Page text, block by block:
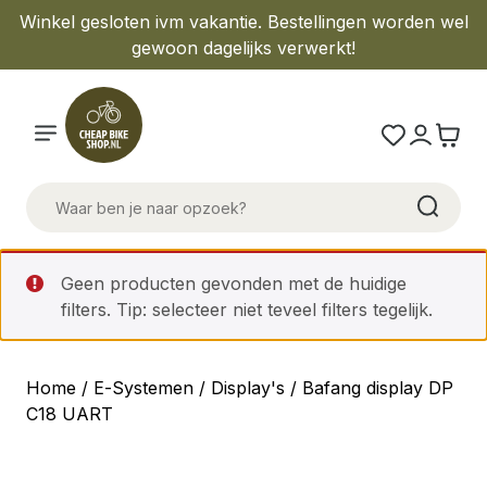
Winkel gesloten ivm vakantie. Bestellingen worden wel
gewoon dagelijks verwerkt!
Geen producten gevonden met de huidige
filters. Tip: selecteer niet teveel filters tegelijk.
Home / E-Systemen / Display's / Bafang display DP
C18 UART